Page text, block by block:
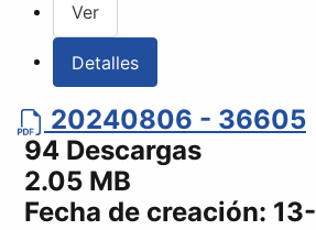
Ver
Detalles
20240806 - 36605
94 Descargas
2.05 MB
Fecha de creación: